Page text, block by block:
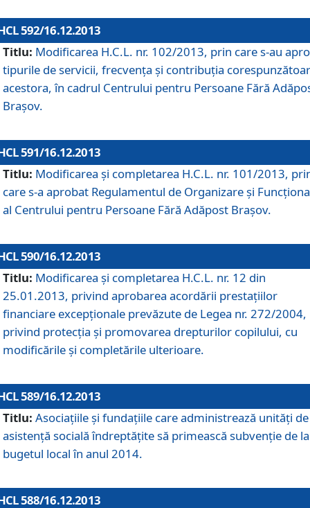
592/16.12.2013
Titlu: Modificarea H.C.L. nr. 102/2013, prin care s-au
tipurile de servicii, frecvenţa şi contribuţia
acestora, în cadrul Centrului pentru Persoane Fără
Braşov.
591/16.12.2013
Titlu: Modificarea şi completarea H.C.L. nr. 101/2013,
care s-a aprobat Regulamentul de Organizare şi
al Centrului pentru Persoane Fără Adăpost Braşov.
590/16.12.2013
Titlu: Modificarea şi completarea H.C.L. nr. 12 din
25.01.2013, privind aprobarea acordării prestaţiilor
financiare excepţionale prevăzute de Legea nr. 272/2004,
privind protecţia şi promovarea drepturilor copilului, cu
modificările şi completările ulterioare.
589/16.12.2013
Titlu: Asociaţiile şi fundaţiile care administrează unităţi de
asistenţă socială îndreptăţite să primească subvenţie de la
bugetul local în anul 2014.
588/16.12.2013